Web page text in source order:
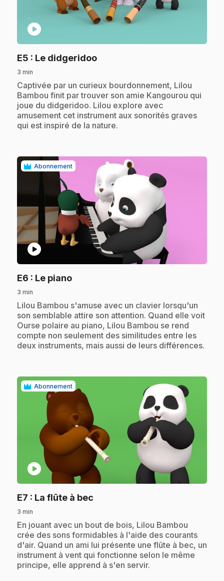
play_circle
E5 : Le didgeridoo.
3 min
.Captivée par un curieux bourdonnement, Lilou
Bambou finit par trouver son amie Kangourou qui
joue du didgeridoo. Lilou explore avec
amusement cet instrument aux sonorités graves
qui est inspiré de la nature.
Abonnement
play_circle
E6 : Le piano.
3 min
.Lilou Bambou s'amuse avec un clavier lorsqu'un
son semblable attire son attention. Quand elle voit
Ourse polaire au piano, Lilou Bambou se rend
compte non seulement des similitudes entre les
deux instruments, mais aussi de leurs différences.
Abonnement
play_circle
E7 : La flûte à bec
3 min
.En jouant avec un bout de bois, Lilou Bambou
crée des sons formidables à l'aide des courants
d'air. Quand un ami lui présente une flûte à bec, un
instrument à vent qui fonctionne selon le même
principe, elle apprend à s'en servir.